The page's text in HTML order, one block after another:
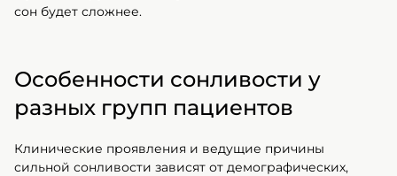
сон будет сложнее.
Особенности сонливости у
разных групп пациентов
Клинические проявления и ведущие причины
сильной сонливости зависят от демографических,